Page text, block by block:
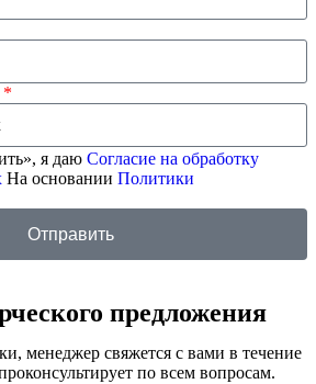
я даю Согласие на обработку
На основании Политики
Отправить
предложения
менеджер свяжется с вами в течение
по всем вопросам.